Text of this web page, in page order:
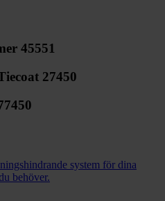
45551
27450
system för dina
behöver.